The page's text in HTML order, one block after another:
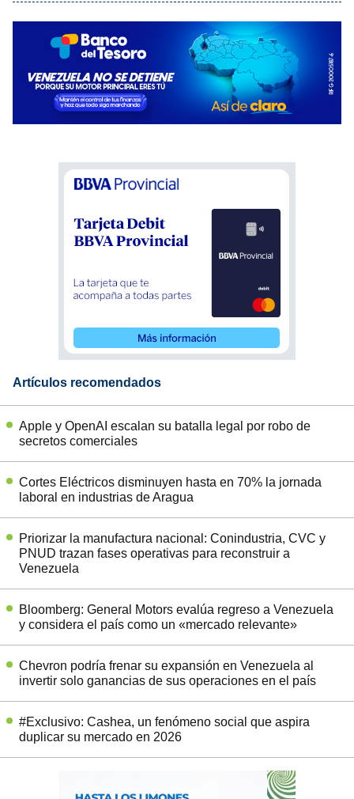
Artículos recomendados
Apple y OpenAI escalan su batalla legal por robo de
secretos comerciales
Cortes Eléctricos disminuyen hasta en 70% la jornada
laboral en industrias de Aragua
Priorizar la manufactura nacional: Conindustria, CVC y
PNUD trazan fases operativas para reconstruir a
Venezuela
Bloomberg: General Motors evalúa regreso a Venezuela
y considera el país como un «mercado relevante»
Chevron podría frenar su expansión en Venezuela al
invertir solo ganancias de sus operaciones en el país
#Exclusivo: Cashea, un fenómeno social que aspira
duplicar su mercado en 2026